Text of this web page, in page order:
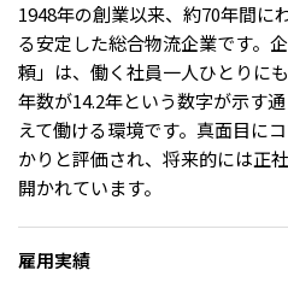
1948年の創業以来、約70年間に
る安定した総合物流企業です。
頼」は、働く社員一人ひとりに
年数が14.2年という数字が示す
えて働ける環境です。真面目に
かりと評価され、将来的には正
開かれています。
雇用実績